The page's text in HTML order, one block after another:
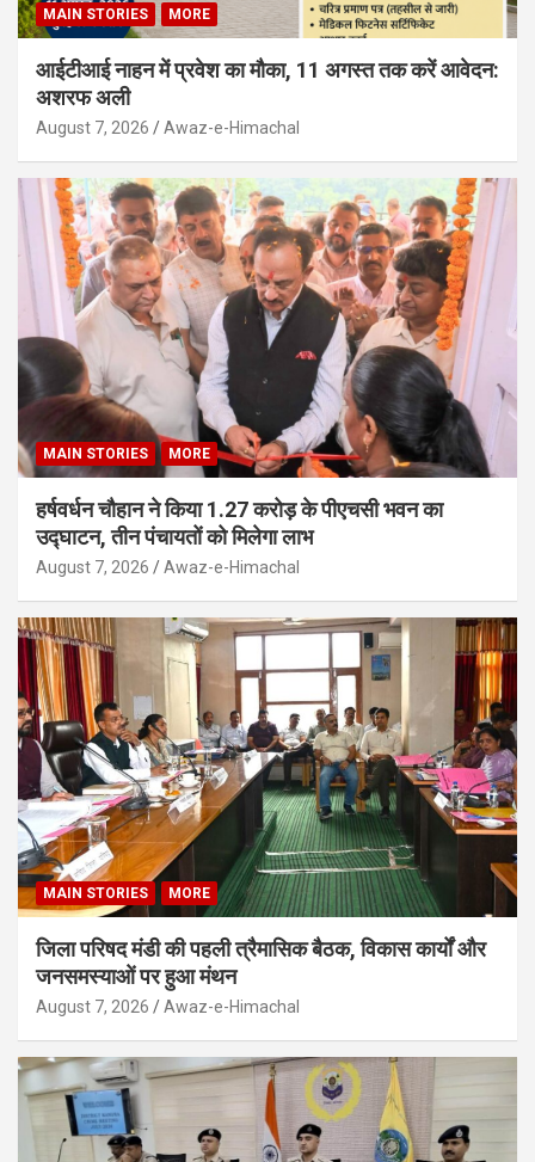
MAIN STORIES MORE
आईटीआई नाहन में प्रवेश का मौका, 11 अगस्त तक करें आवेदन:
अशरफ अली
August 7, 2026 Awaz-e-Himachal
MAIN STORIES MORE
हर्षवर्धन चौहान ने किया 1.27 करोड़ के पीएचसी भवन का
उद्घाटन, तीन पंचायतों को मिलेगा लाभ
August 7, 2026 Awaz-e-Himachal
MAIN STORIES MORE
जिला परिषद मंडी की पहली त्रैमासिक बैठक, विकास कार्यों और
जनसमस्याओं पर हुआ मंथन
August 7, 2026 Awaz-e-Himachal